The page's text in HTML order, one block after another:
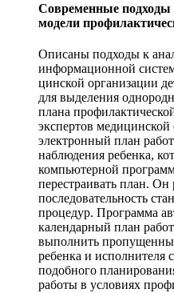
Современные подходы
модели
Описаны подходы к
информационной
цинской организации
для выделения
плана
экспертов медицинской
электронный план
наблюдения ребенка,
компьютерной
перестраивать план. Он
последовательность
процедур. Программа
календарный план
выполнить
ребенка и исполнителя
подобного
работы в условиях